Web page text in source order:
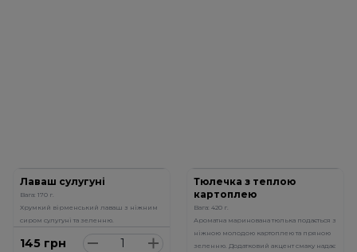
Лаваш сулугуні
Вага: 170 г.
Хрумкий вірменський лаваш з ніжним
сиром сулугуні та зеленню.
145 грн
Тюлечка з теплою
картоплею
Вага: 420 г.
Ароматна маринована тюлька подається з
ніжною молодою картоплею та пряною
зеленню. Додатковий акцент смаку надає